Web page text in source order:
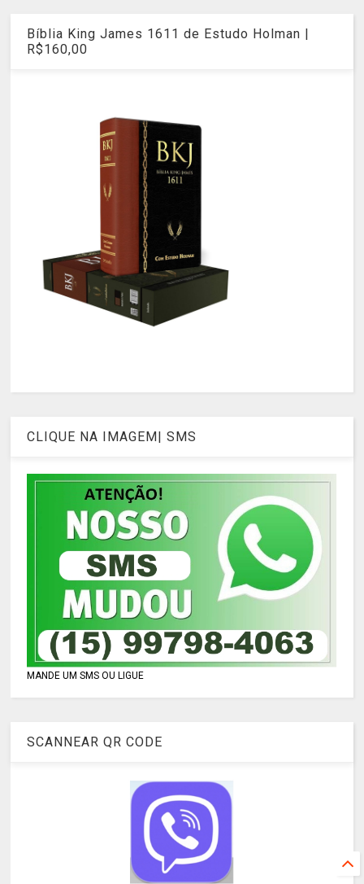
Bíblia King James 1611 de Estudo Holman |
R$160,00
CLIQUE NA IMAGEM| SMS
MANDE UM SMS OU LIGUE
SCANNEAR QR CODE